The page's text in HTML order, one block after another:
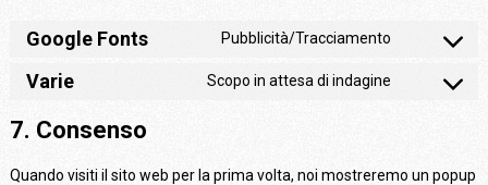
Google Fonts Pubblicità/Tracciamento
Consent
service
Varie Scopo in attesa di indagine
Consent
7. Consenso
Quando visiti il sito web per la prima volta, noi mostreremo un popup